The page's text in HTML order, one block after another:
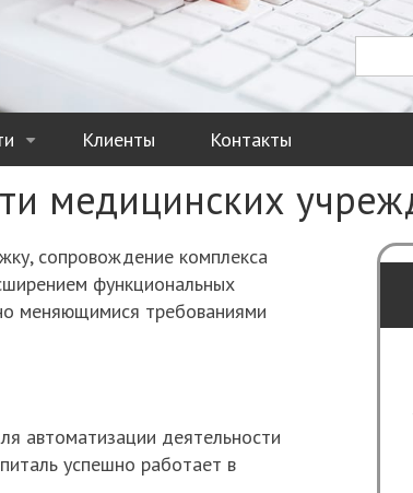
Клиенты Контакты
медицинских
сопровождение комплекса
функциональных
меняющимися требованиями
автоматизации деятельности
успешно работает в